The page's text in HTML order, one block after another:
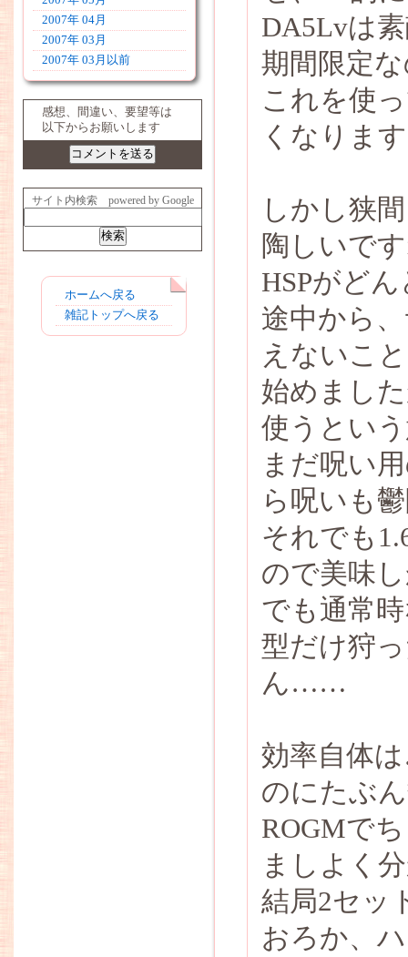
2007年 04月
2007年 03月
2007年 03月以前
感想、間違い、要望等は
以下からお願いします
サイト内検索 powered by Google
ホームへ戻る
雑記トップへ戻る
DA5Lvは
期間限定
これを使
くなります
しかし狭
陶しいで
HSPがど
途中から
えないこ
始めまし
使うとい
まだ呪い
ら呪いも
それでも
ので美味
でも通常
型だけ狩
ん……
効率自体
のにたぶ
ROGMで
ましよく
結局2セッ
おろか、